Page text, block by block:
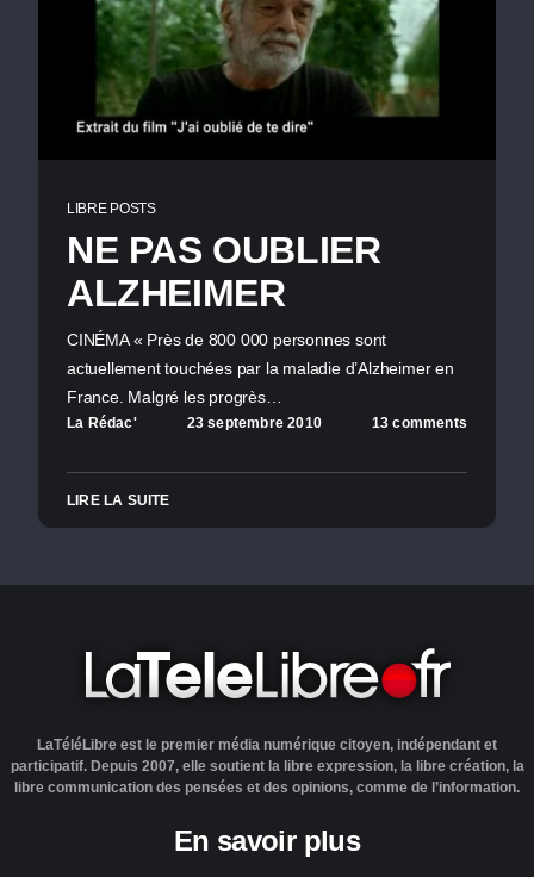
LIBRE POSTS
NE PAS OUBLIER
ALZHEIMER
CINÉMA « Près de 800 000 personnes sont
actuellement touchées par la maladie d’Alzheimer en
France. Malgré les progrès…
La Rédac' 23 septembre 2010 13 comments
LIRE LA SUITE
LaTéléLibre est le premier média numérique citoyen, indépendant et
participatif. Depuis 2007, elle soutient la libre expression, la libre création, la
libre communication des pensées et des opinions, comme de l’information.
En savoir plus